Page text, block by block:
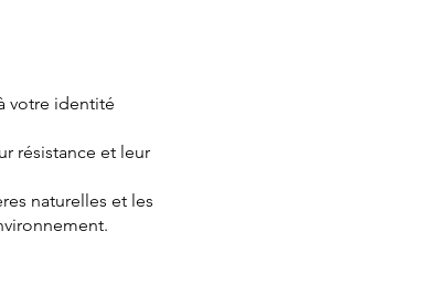
votre identité
résistance et leur
naturelles et les